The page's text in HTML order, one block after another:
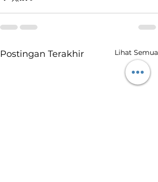
Postingan Terakhir Lihat Semua